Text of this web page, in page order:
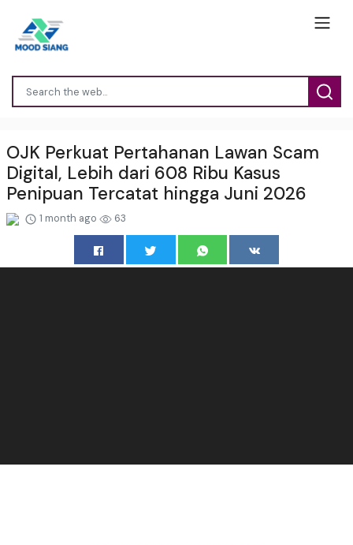
OJK Perkuat Pertahanan Lawan Scam
Digital, Lebih dari 608 Ribu Kasus
Penipuan Tercatat hingga Juni 2026
1 month ago 63